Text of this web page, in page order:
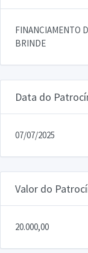
FINANCIAMENTO
BRINDE
Data do
07/07/2025
Valor do
20.000,00